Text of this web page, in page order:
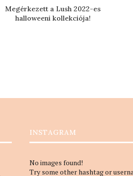
Megérkezett a Lush 2022-es
halloweeni kollekciója!
INSTAGRAM
No images found!
Try some other hashtag or